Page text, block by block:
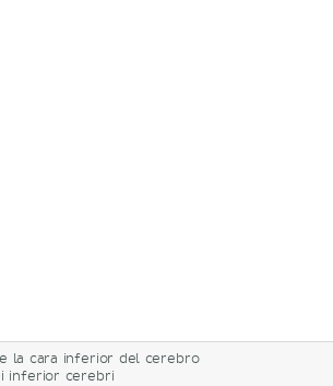
la cara inferior del cerebro
inferior cerebri